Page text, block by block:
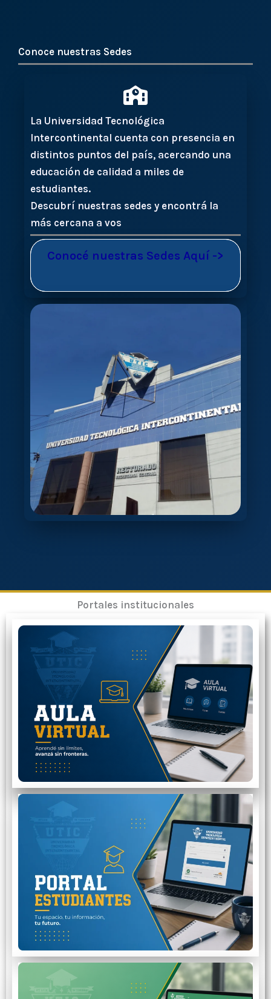
Conoce nuestras Sedes
La Universidad Tecnológica
Intercontinental cuenta con presencia en
distintos puntos del país, acercando una
educación de calidad a miles de
estudiantes.
Descubrí nuestras sedes y encontrá la
más cercana a vos
Conocé nuestras Sedes Aquí ->
Portales institucionales